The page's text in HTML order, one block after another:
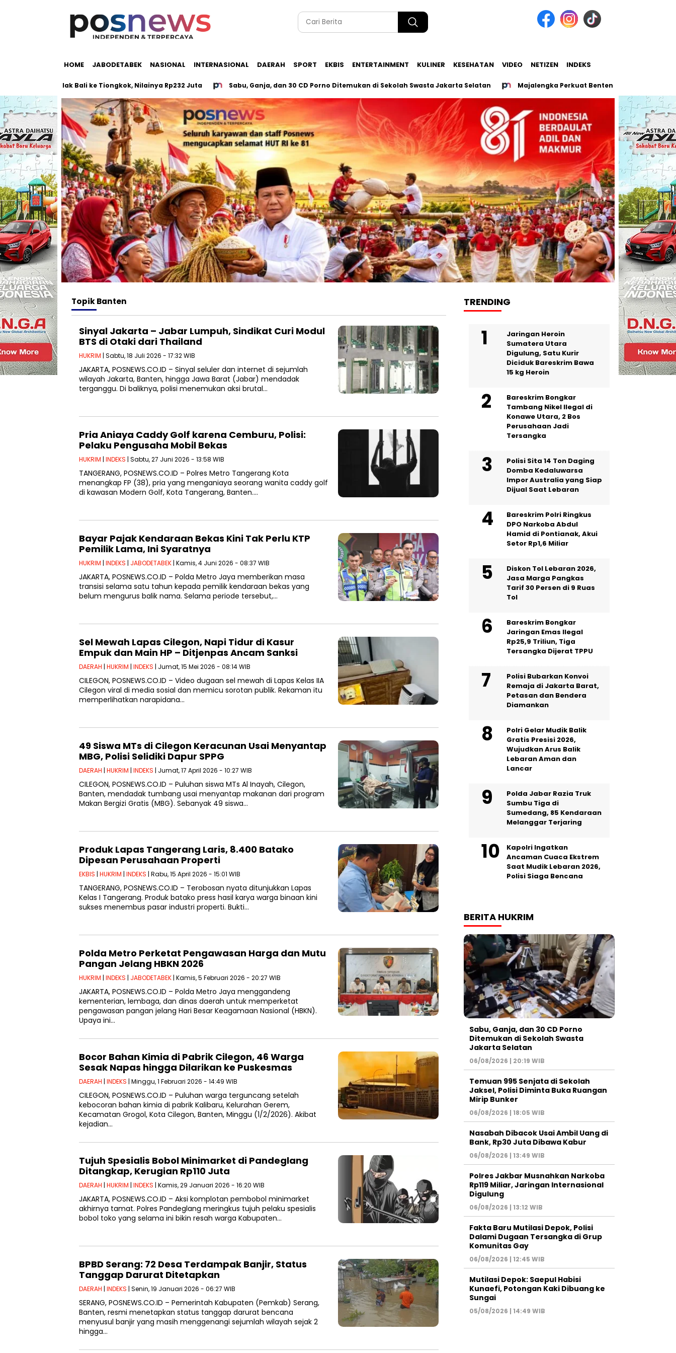
HOME JABODETABEK NASIONAL INTERNASIONAL DAERAH SPORT EKBIS ENTERTAINMENT KULINER KESEHATAN VIDEO NETIZEN INDEKS
3,5 Ton Salak Bali ke Tiongkok, Nilainya Rp232 Juta Sabu, Ganja, dan 30 CD Porno Ditemukan di Sekolah Swasta Jakarta Selatan Majalengka Perkuat Benteng Antinarkoba, Pemkab
TopikBanten
Sinyal Jakarta – Jabar Lumpuh, Sindikat Curi Modul
BTS di Otaki dari Thailand
HUKRIM | Sabtu, 18 Juli 2026 - 17:32 WIB
JAKARTA, POSNEWS.CO.ID – Sinyal seluler dan internet di sejumlah
wilayah Jakarta, Banten, hingga Jawa Barat (Jabar) mendadak
terganggu. Di baliknya, polisi menemukan aksi brutal…
Pria Aniaya Caddy Golf karena Cemburu, Polisi:
Pelaku Pengusaha Mobil Bekas
HUKRIM | INDEKS | Sabtu, 27 Juni 2026 - 13:58 WIB
TANGERANG, POSNEWS.CO.ID – Polres Metro Tangerang Kota
menangkap FP (38), pria yang menganiaya seorang wanita caddy golf
di kawasan Modern Golf, Kota Tangerang, Banten….
Bayar Pajak Kendaraan Bekas Kini Tak Perlu KTP
Pemilik Lama, Ini Syaratnya
HUKRIM | INDEKS | JABODETABEK | Kamis, 4 Juni 2026 - 08:37 WIB
JAKARTA, POSNEWS.CO.ID – Polda Metro Jaya memberikan masa
transisi selama satu tahun kepada pemilik kendaraan bekas yang
belum mengurus balik nama. Selama periode tersebut,…
Sel Mewah Lapas Cilegon, Napi Tidur di Kasur
Empuk dan Main HP – Ditjenpas Ancam Sanksi
DAERAH | HUKRIM | INDEKS | Jumat, 15 Mei 2026 - 08:14 WIB
CILEGON, POSNEWS.CO.ID – Video dugaan sel mewah di Lapas Kelas IIA
Cilegon viral di media sosial dan memicu sorotan publik. Rekaman itu
memperlihatkan narapidana…
49 Siswa MTs di Cilegon Keracunan Usai Menyantap
MBG, Polisi Selidiki Dapur SPPG
DAERAH | HUKRIM | INDEKS | Jumat, 17 April 2026 - 10:27 WIB
CILEGON, POSNEWS.CO.ID – Puluhan siswa MTs Al Inayah, Cilegon,
Banten, mendadak tumbang usai menyantap makanan dari program
Makan Bergizi Gratis (MBG). Sebanyak 49 siswa…
Produk Lapas Tangerang Laris, 8.400 Batako
Dipesan Perusahaan Properti
EKBIS | HUKRIM | INDEKS | Rabu, 15 April 2026 - 15:01 WIB
TANGERANG, POSNEWS.CO.ID – Terobosan nyata ditunjukkan Lapas
Kelas I Tangerang. Produk batako press hasil karya warga binaan kini
sukses menembus pasar industri properti. Bukti…
Polda Metro Perketat Pengawasan Harga dan Mutu
Pangan Jelang HBKN 2026
HUKRIM | INDEKS | JABODETABEK | Kamis, 5 Februari 2026 - 20:27 WIB
JAKARTA, POSNEWS.CO.ID – Polda Metro Jaya menggandeng
kementerian, lembaga, dan dinas daerah untuk memperketat
pengawasan pangan jelang Hari Besar Keagamaan Nasional (HBKN).
Upaya ini…
Bocor Bahan Kimia di Pabrik Cilegon, 46 Warga
Sesak Napas hingga Dilarikan ke Puskesmas
DAERAH | INDEKS | Minggu, 1 Februari 2026 - 14:49 WIB
CILEGON, POSNEWS.CO.ID – Puluhan warga terguncang setelah
kebocoran bahan kimia di pabrik Kalibaru, Kelurahan Gerem,
Kecamatan Grogol, Kota Cilegon, Banten, Minggu (1/2/2026). Akibat
kejadian…
Tujuh Spesialis Bobol Minimarket di Pandeglang
Ditangkap, Kerugian Rp110 Juta
DAERAH | HUKRIM | INDEKS | Kamis, 29 Januari 2026 - 16:20 WIB
JAKARTA, POSNEWS.CO.ID – Aksi komplotan pembobol minimarket
akhirnya tamat. Polres Pandeglang meringkus tujuh pelaku spesialis
bobol toko yang selama ini bikin resah warga Kabupaten…
BPBD Serang: 72 Desa Terdampak Banjir, Status
Tanggap Darurat Ditetapkan
DAERAH | INDEKS | Senin, 19 Januari 2026 - 06:27 WIB
SERANG, POSNEWS.CO.ID – Pemerintah Kabupaten (Pemkab) Serang,
Banten, resmi menetapkan status tanggap darurat bencana
menyusul banjir yang masih menggenangi sejumlah wilayah sejak 2
hingga…
TRENDING
Jaringan Heroin
Sumatera Utara
Digulung, Satu Kurir
Diciduk Bareskrim Bawa
15 kg Heroin
Bareskrim Bongkar
Tambang Nikel Ilegal di
Konawe Utara, 2 Bos
Perusahaan Jadi
Tersangka
Polisi Sita 14 Ton Daging
Domba Kedaluwarsa
Impor Australia yang Siap
Dijual Saat Lebaran
Bareskrim Polri Ringkus
DPO Narkoba Abdul
Hamid di Pontianak, Akui
Setor Rp1,6 Miliar
Diskon Tol Lebaran 2026,
Jasa Marga Pangkas
Tarif 30 Persen di 9 Ruas
Tol
Bareskrim Bongkar
Jaringan Emas Ilegal
Rp25,9 Triliun, Tiga
Tersangka Dijerat TPPU
Polisi Bubarkan Konvoi
Remaja di Jakarta Barat,
Petasan dan Bendera
Diamankan
Polri Gelar Mudik Balik
Gratis Presisi 2026,
Wujudkan Arus Balik
Lebaran Aman dan
Lancar
Polda Jabar Razia Truk
Sumbu Tiga di
Sumedang, 85 Kendaraan
Melanggar Terjaring
Kapolri Ingatkan
Ancaman Cuaca Ekstrem
Saat Mudik Lebaran 2026,
Polisi Siaga Bencana
BERITA HUKRIM
Sabu, Ganja, dan 30 CD Porno
Ditemukan di Sekolah Swasta
Jakarta Selatan
06/08/2026 | 20:19 WIB
Temuan 995 Senjata di Sekolah
Jaksel, Polisi Diminta Buka Ruangan
Mirip Bunker
06/08/2026 | 18:05 WIB
Nasabah Dibacok Usai Ambil Uang di
Bank, Rp30 Juta Dibawa Kabur
06/08/2026 | 13:49 WIB
Polres Jakbar Musnahkan Narkoba
Rp119 Miliar, Jaringan Internasional
Digulung
06/08/2026 | 13:12 WIB
Fakta Baru Mutilasi Depok, Polisi
Dalami Dugaan Tersangka di Grup
Komunitas Gay
06/08/2026 | 12:45 WIB
Mutilasi Depok: Saepul Habisi
Kunaefi, Potongan Kaki Dibuang ke
Sungai
05/08/2026 | 14:49 WIB